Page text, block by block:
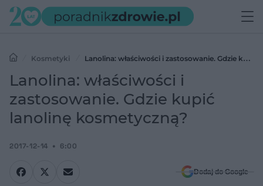
Kosmetyki
Lanolina: właściwości i zastosowanie. Gdzie kupić
lanolinę kosmetyczną?
Lanolina: właściwości i
zastosowanie. Gdzie kupić
lanolinę kosmetyczną?
2017-12-14 6:00
Dodaj do Google